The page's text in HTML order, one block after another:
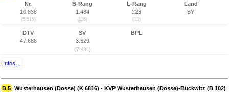
Nr.
10.838
(5.515)
B-Rang
1.484
(116)
L-Rang
223
(13)
Land
BY
DTV
47.686
SV
3.529
(7,4%)
BPL
Infos...
B 5 Wusterhausen (Dosse) (K 6816) - KVP Wusterhausen (Dosse)-Bückwitz (B 102)